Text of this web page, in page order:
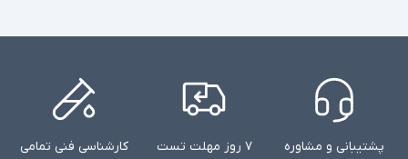
پشتیبانی و مشاوره
۷ روز مهلت تست
کارشناسی فنی تمامی